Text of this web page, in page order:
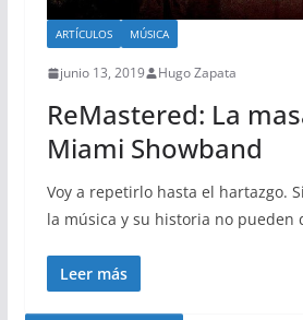
ARTÍCULOS MÚSICA
junio 13, 2019 Hugo Zapata
ReMastered: La
Miami Showband
Voy a repetirlo hasta el hartazgo.
la música y su historia no pueden
Leer más